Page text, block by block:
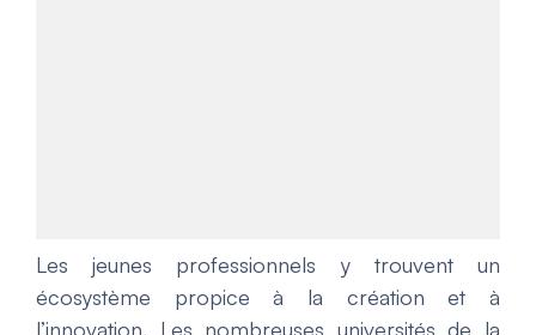
Les jeunes professionnels y trouvent un
écosystème propice à la création et à
l’innovation. Les nombreuses universités de la